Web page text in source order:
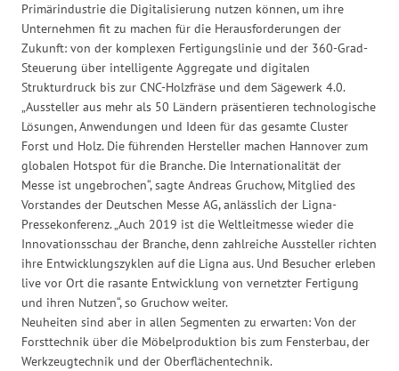
Primärindustrie die Digitalisierung nutzen können, um ihre
Unternehmen fit zu machen für die Herausforderungen der
Zukunft: von der komplexen Fertigungslinie und der 360-Grad-
Steuerung über intelligente Aggregate und digitalen
Strukturdruck bis zur CNC-Holzfräse und dem Sägewerk 4.0.
„Aussteller aus mehr als 50 Ländern präsentieren technologische
Lösungen, Anwendungen und Ideen für das gesamte Cluster
Forst und Holz. Die führenden Hersteller machen Hannover zum
globalen Hotspot für die Branche. Die Internationalität der
Messe ist ungebrochen“, sagte Andreas Gruchow, Mitglied des
Vorstandes der Deutschen Messe AG, anlässlich der Ligna-
Pressekonferenz. „Auch 2019 ist die Weltleitmesse wieder die
Innovationsschau der Branche, denn zahlreiche Aussteller richten
ihre Entwicklungszyklen auf die Ligna aus. Und Besucher erleben
live vor Ort die rasante Entwicklung von vernetzter Fertigung
und ihren Nutzen“, so Gruchow weiter.
Neuheiten sind aber in allen Segmenten zu erwarten: Von der
Forsttechnik über die Möbelproduktion bis zum Fensterbau, der
Werkzeugtechnik und der Oberflächentechnik.